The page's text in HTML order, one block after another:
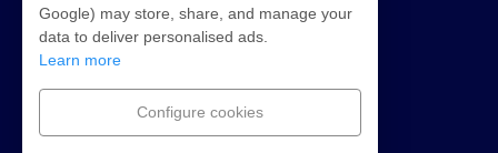
©2026 Punta Amanay. Tous droits réservés.
Google) may store, share, and manage your
data to deliver personalised ads.
Learn more
Configure cookies